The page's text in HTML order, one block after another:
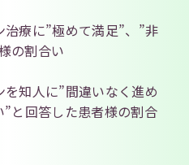
療に”極めて満足”、”非
の割合い
知人に”間違いなく進め
と回答した患者様の割合